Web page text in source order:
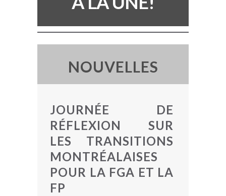
NOUVELLES
JOURNÉE DE
RÉFLEXION SUR
LES TRANSITIONS
MONTRÉALAISES
POUR LA FGA ET LA
FP